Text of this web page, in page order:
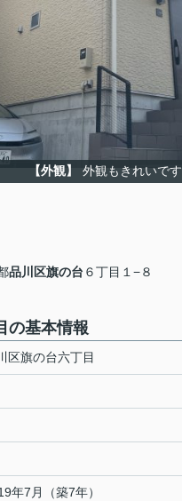
【外観】 外観もきれいです
品川区旗の台 ６丁目１−８
の基本情報
区旗の台六丁目
年7月（築7年）